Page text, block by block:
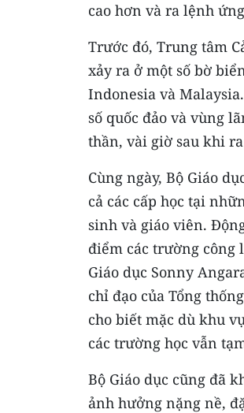
cao hơn và ra lệnh
Trước đó, Trung tâm
xảy ra ở một số bờ
Indonesia và
số quốc đảo và vùng
thần, vài giờ sau khi
Cùng ngày, Bộ Giáo
cả các cấp học tại
sinh và giáo viên.
điểm các trường công
Giáo dục Sonny
chỉ đạo của Tổng
cho biết mặc dù khu
các trường học vẫn
Bộ Giáo dục cũng đã
ảnh hưởng nặng nề,